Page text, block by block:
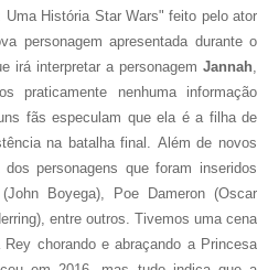
História Star Wars" feito pelo ator
personagem apresentada durante o
irá interpretar a personagem Jannah
praticamente nenhuma informação
fãs especulam que ela é a filha de
na batalha final. Além de novos
personagens que foram inseridos
Boyega), Poe Dameron (Oscar
entre outros. Tivemos uma cena
chorando e abraçando a Princesa